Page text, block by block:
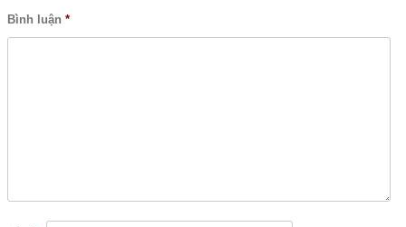
Bình luận *